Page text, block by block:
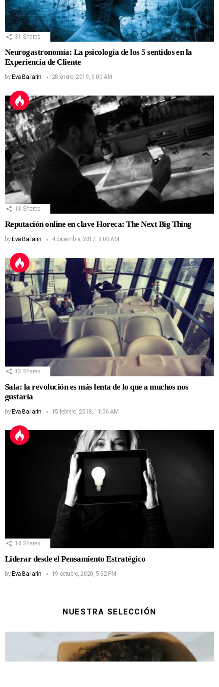
31 Shares
Neurogastronomía: La psicología de los 5 sentidos en la
Experiencia de Cliente
by Eva Ballarin 28 enero, 2019, 9:00 AM
13 Shares
Reputación online en clave Horeca: The Next Big Thing
by Eva Ballarin 4 diciembre, 2017, 8:00 AM
13 Shares
Sala: la revolución es más lenta de lo que a muchos nos
gustaría
byEva Ballarin 15 febrero, 2018, 11:06 AM
14 Shares
Liderar desde el Pensamiento Estratégico
byEva Ballarin 19 octubre, 2020, 5:32 PM
NUESTRA SELECCIÓN